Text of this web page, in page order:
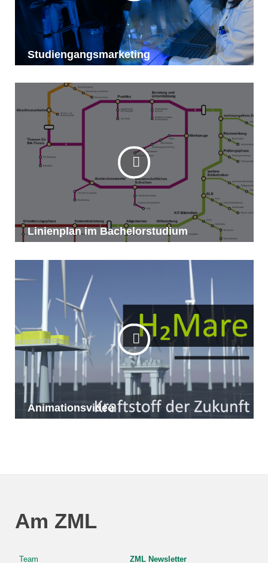
Studiengangsmarketing
Linienplan im Bachelorstudium
Animationsvideo
Am ZML
Team
ZML Newsletter